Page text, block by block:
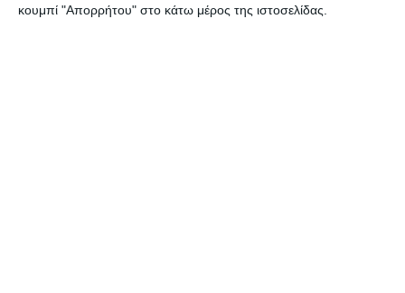
κουμπί "Απορρήτου" στο κάτω μέρος της ιστοσελίδας.